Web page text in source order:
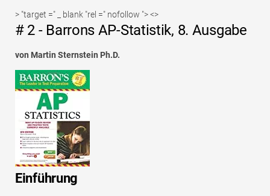
> "target =" _ blank "rel =" nofollow "> <>
# 2 - Barrons AP-Statistik, 8. Ausgabe
von Martin Sternstein Ph.D.
Einführung